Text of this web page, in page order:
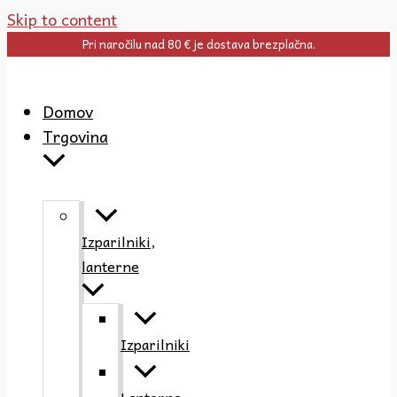
Skip to content
Pri naročilu nad 80 € je dostava brezplačna.
Domov
Trgovina
Izparilniki,
lanterne
Izparilniki